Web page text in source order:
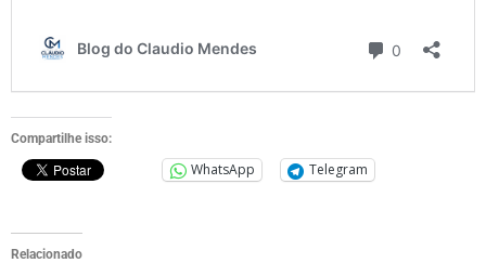
Compartilhe isso:
WhatsApp Telegram
Relacionado